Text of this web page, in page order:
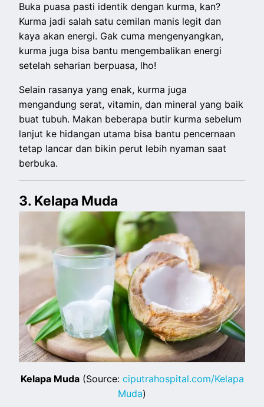
Buka puasa pasti identik dengan kurma, kan?
Kurma jadi salah satu cemilan manis legit dan
kaya akan energi. Gak cuma mengenyangkan,
kurma juga bisa bantu mengembalikan energi
setelah seharian berpuasa, lho!
Selain rasanya yang enak, kurma juga
mengandung serat, vitamin, dan mineral yang baik
buat tubuh. Makan beberapa butir kurma sebelum
lanjut ke hidangan utama bisa bantu pencernaan
tetap lancar dan bikin perut lebih nyaman saat
berbuka.
3. Kelapa Muda
Kelapa Muda(Source: ciputrahospital.com/Kelapa
Muda)